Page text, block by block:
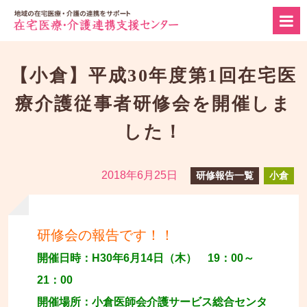
【小倉】平成30年度第1回在宅医
療介護従事者研修会を開催しま
した！
2018年6月25日 研修報告一覧 小倉
研修会の報告です！！
開催日時：H30年6月14日（木） 19：00～
21：00
開催場所：小倉医師会介護サービス総合センタ